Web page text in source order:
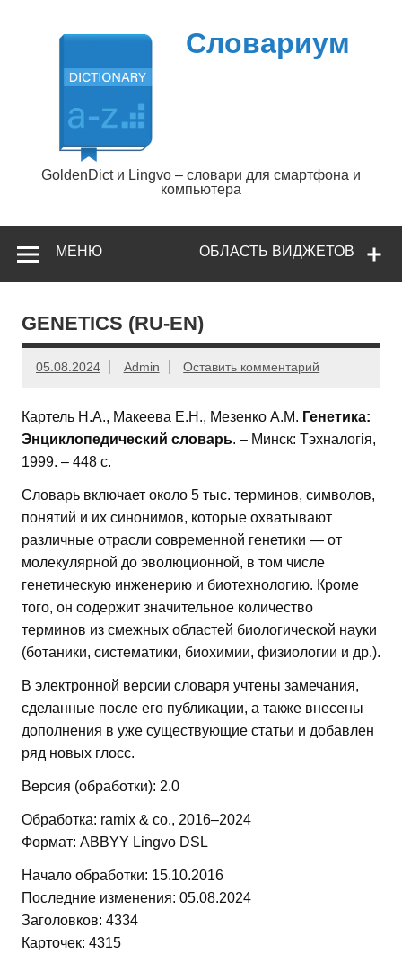
содержимому
Словариум
GoldenDict и Lingvo – словари для смартфона и
компьютера
ОБЛАСТЬ ВИДЖЕТОВ
МЕНЮ
GENETICS (RU-EN)
05.08.2024 Admin Оставить комментарий
Картель Н.А., Макеева Е.Н., Мезенко А.М. Генетика:
Энциклопедический словарь. – Минск: Тэхналогія,
1999. – 448 с.
Словарь включает около 5 тыс. терминов, символов,
понятий и их синонимов, которые охватывают
различные отрасли современной генетики — от
молекулярной до эволюционной, в том числе
генетическую инженерию и биотехнологию. Кроме
того, он содержит значительное количество
терминов из смежных областей биологической науки
(ботаники, систематики, биохимии, физиологии и др.).
В электронной версии словаря учтены замечания,
сделанные после его публикации, а также внесены
дополнения в уже существующие статьи и добавлен
ряд новых глосс.
Версия (обработки): 2.0
Обработка: ramix & co., 2016–2024
Формат: ABBYY Lingvo DSL
Начало обработки: 15.10.2016
Последние изменения: 05.08.2024
Заголовков: 4334
Карточек: 4315